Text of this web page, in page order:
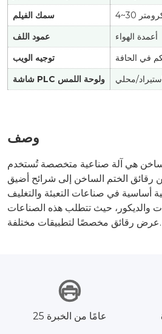
سمك الفيلم
عمود اللف
أعمدة الهواء
توجيه الويب
في الحافة
شاشة PLC ولوحة اللمس
محلي
وصف
هي آلة صناعية متخصصة تُستخدم
الختم الساخن إلى شرائح أضيق
أساسية في صناعات التعبئة والتغليف
والديكور، حيث تتطلب هذه الصناعات
عرض رقائق مخصصًا لتطبيقات مختلفة.
25 عامًا من الخبرة